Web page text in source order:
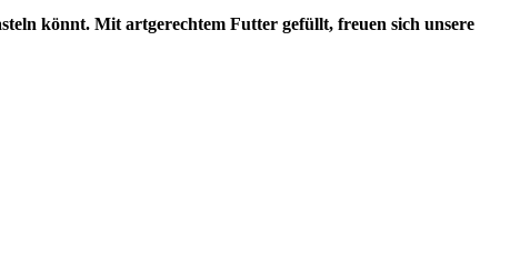
könnt. Mit artgerechtem Futter gefüllt, freuen sich unsere